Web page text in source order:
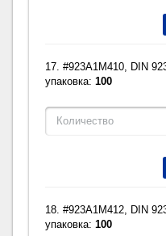
17. #923A1M410, DIN
упаковка:100
18. #923A1M412, DIN
упаковка:100